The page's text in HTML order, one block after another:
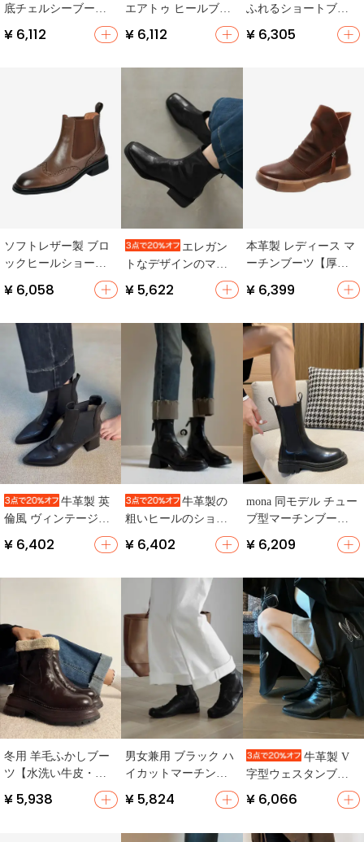
底チェルシーブーツ
ツ・エラスティック
¥ 6,112
エアトゥ ヒールブー
ト・ウェスタンスタ
¥ 6,112
ふれるショートブー
ツ【秋用・中粗ヒー
ル・チェルシーブー
¥ 6,305
ソフトレザー製 ブロ
ックヒールショート
ブーツ【秋冬・フレ
ンチスタイル・クラ
ェルシーブーツ】
¥ 6,058
エレガン
トなデザインのマー
チンブーツ【イギリ
ス風・スクエアト
ショートブーツ】
¥ 5,622
本革製 レディース マ
ーチンブーツ【厚
底・冬用・チェルシ
ーブーツ】
¥ 6,399
牛革製 英
倫風 ヴィンテージス
タイル ハイヒール チ
ェルシーブーツ【粗
¥ 6,402
牛革製の
粗いヒールのショー
トブーツ【春秋用・
レザー・チェルシー
¥ 6,402
mona 同モデル チュー
ブ型マーチンブーツ
【春秋用・中筒・エ
レガント・厚底・チ
¥ 6,209
冬用 羊毛ふかしブー
ツ【水洗い牛皮・厚
プ・ショートブー
¥ 5,938
男女兼用 ブラック ハ
イカットマーチンブ
ーツ【デザイン性の
高い・ミドルカッ
¥ 5,824
牛革製 V
字型ウェスタンブー
ツ【スクエアトゥ・
ハイヒール・ショー
¥ 6,066